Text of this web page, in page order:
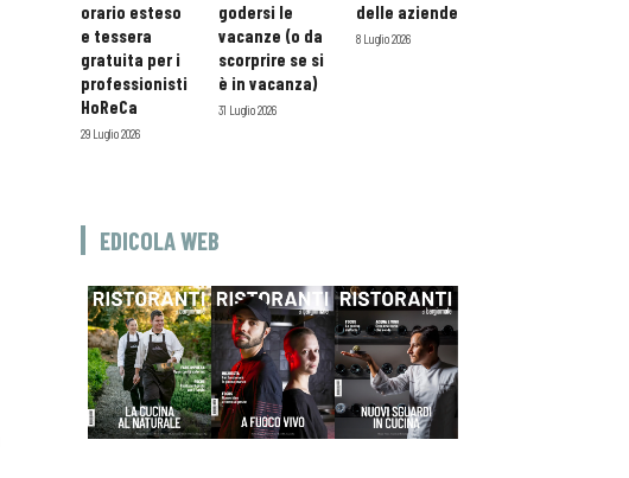
orario esteso
e tessera
gratuita per i
professionisti
HoReCa
29 Luglio 2026
godersi le
vacanze (o da
scorprire se si
è in vacanza)
31 Luglio 2026
delle aziende
8 Luglio 2026
EDICOLA WEB